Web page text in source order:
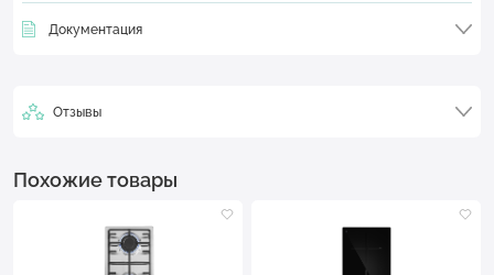
Документация
Отзывы
Похожие товары